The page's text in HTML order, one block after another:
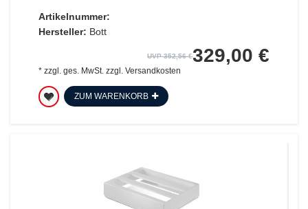
Artikelnummer:
Hersteller: Bott
UVP 352,56 €329,00 €
* zzgl. ges. MwSt. zzgl. Versandkosten
ZUM WARENKORB